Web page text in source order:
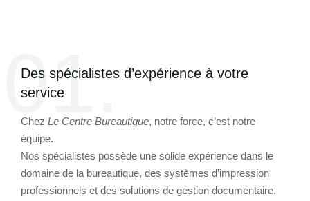
01.
Des spécialistes d’expérience à votre
service
Chez Le Centre Bureautique, notre force, c’est notre
équipe.
Nos spécialistes possède une solide expérience dans le
domaine de la bureautique, des systèmes d’impression
professionnels et des solutions de gestion documentaire.